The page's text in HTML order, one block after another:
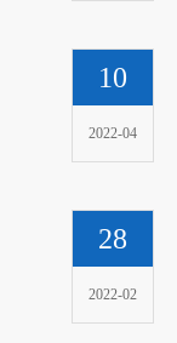
10
2022-04
28
2022-02